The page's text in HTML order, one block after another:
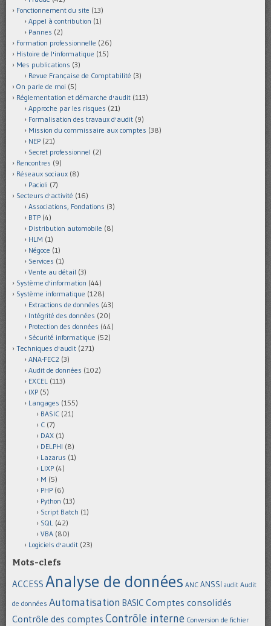
Fonctionnement du site (13)
Appel à contribution (1)
Pannes (2)
Formation professionnelle (26)
Histoire de l'informatique (15)
Mes publications (3)
Revue Française de Comptabilité (3)
On parle de moi (5)
Réglementation et démarche d'audit (113)
Approche par les risques (21)
Formalisation des travaux d'audit (9)
Mission du commissaire aux comptes (38)
NEP (21)
Secret professionnel (2)
Rencontres (9)
Réseaux sociaux (8)
Pacioli (7)
Secteurs d'activité (16)
Associations, Fondations (3)
BTP (4)
Distribution automobile (8)
HLM (1)
Négoce (1)
Services (1)
Vente au détail (3)
Système d'information (44)
Système informatique (128)
Extractions de données (43)
Intégrité des données (20)
Protection des données (44)
Sécurité informatique (52)
Techniques d'audit (271)
ANA-FEC2 (3)
Audit de données (102)
EXCEL (113)
IXP (5)
Langages (155)
BASIC (21)
C (7)
DAX (1)
DELPHI (8)
Lazarus (1)
LIXP (4)
M (5)
PHP (6)
Python (13)
Script Batch (1)
SQL (42)
VBA (80)
Logiciels d'audit (23)
Mots-clefs
ACCESS Analyse de données ANC ANSSI audit Audit
de données Automatisation BASIC Comptes consolidés
Contrôle des comptes Contrôle interne Conversion de fichier